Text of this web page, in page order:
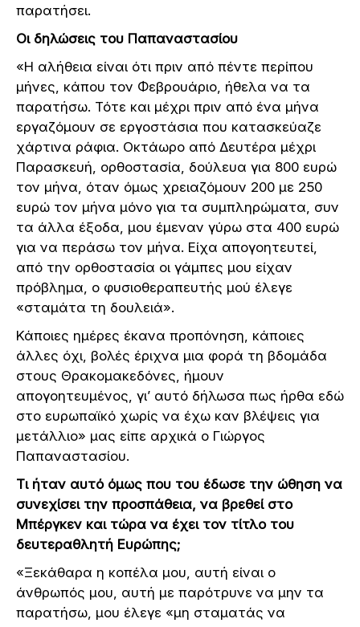
παρατήσει.
Οι δηλώσεις του Παπαναστασίου
«Η αλήθεια είναι ότι πριν από πέντε περίπου
μήνες, κάπου τον Φεβρουάριο, ήθελα να τα
παρατήσω. Τότε και μέχρι πριν από ένα μήνα
εργαζόμουν σε εργοστάσια που κατασκεύαζε
χάρτινα ράφια. Οκτάωρο από Δευτέρα μέχρι
Παρασκευή, ορθοστασία, δούλευα για 800 ευρώ
τον μήνα, όταν όμως χρειαζόμουν 200 με 250
ευρώ τον μήνα μόνο για τα συμπληρώματα, συν
τα άλλα έξοδα, μου έμεναν γύρω στα 400 ευρώ
για να περάσω τον μήνα. Είχα απογοητευτεί,
από την ορθοστασία οι γάμπες μου είχαν
πρόβλημα, ο φυσιοθεραπευτής μού έλεγε
«σταμάτα τη δουλειά».
Κάποιες ημέρες έκανα προπόνηση, κάποιες
άλλες όχι, βολές έριχνα μια φορά τη βδομάδα
στους Θρακομακεδόνες, ήμουν
απογοητευμένος, γι’ αυτό δήλωσα πως ήρθα εδώ
στο ευρωπαϊκό χωρίς να έχω καν βλέψεις για
μετάλλιο» μας είπε αρχικά ο Γιώργος
Παπαναστασίου.
Τι ήταν αυτό όμως που του έδωσε την ώθηση να
συνεχίσει την προσπάθεια, να βρεθεί στο
Μπέργκεν και τώρα να έχει τον τίτλο του
δευτεραθλητή Ευρώπης;
«Ξεκάθαρα η κοπέλα μου, αυτή είναι ο
άνθρωπός μου, αυτή με παρότρυνε να μην τα
παρατήσω, μου έλεγε «μη σταματάς να